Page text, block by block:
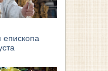
епископа